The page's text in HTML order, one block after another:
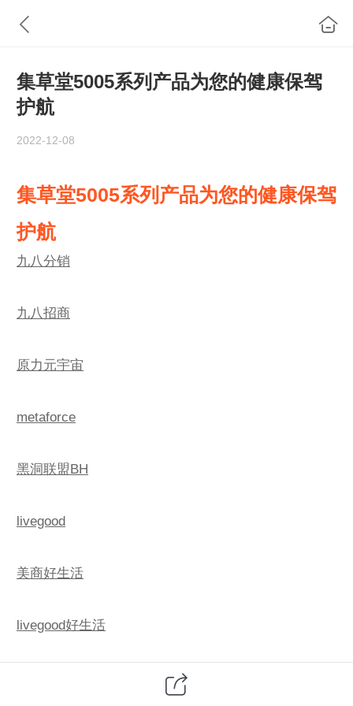
集草堂5005系列产品为您的健康保驾
护航
2022-12-08
集草堂5005系列产品为您的健康保驾
护航
九八分销
九八招商
原力元宇宙
metaforce
黑洞联盟BH
livegood
美商好生活
livegood好生活